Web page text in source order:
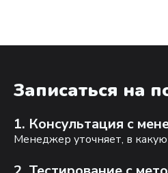
Записаться на
1. Консультация с
Менеджер уточняет, в